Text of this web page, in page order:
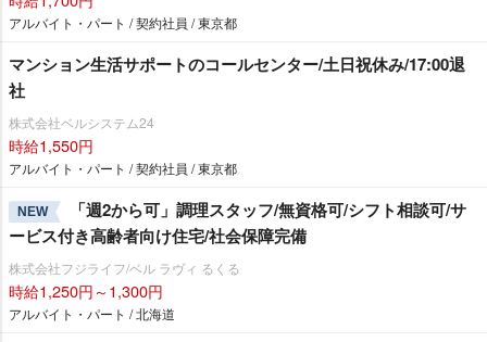
アルバイト・パート / 契約社員 / 東京都
マンション生活サポートのコールセンター/土日祝休み/17:00退
社
株式会社ベルシステム24
時給1,550円
アルバイト・パート / 契約社員 / 東京都
NEW
「週2から可」調理スタッフ/無資格可/シフト相談可/サ
ービス付き高齢者向け住宅/社会保障完備
株式会社フジライフ/ベル ラヴィ るくる
時給1,250円～1,300円
アルバイト・パート / 北海道